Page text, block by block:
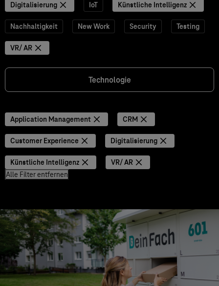
Digitalisierung IoT Künstliche Intelligenz
Nachhaltigkeit New Work Security Testing
VR/ AR
Technologie
Application Management CRM
Customer Experience Digitalisierung
Künstliche Intelligenz
VR/ AR
Alle Filter entfernen